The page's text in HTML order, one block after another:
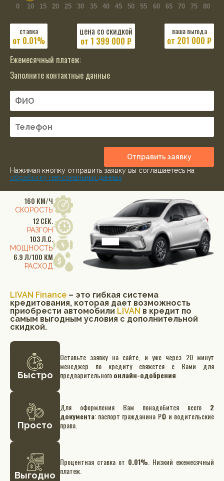
0 10 15 20 25 30 35 40 45 50 55 60 65 70 75 80
ставка
от 0.01%
цена со скидкой
от 1 399 000 ₽
ваша выгода
от 201 000 ₽
Ежемесячный платеж:
Заполните контактные данные
Отправить заявку
Нажимая кнопку отправить заявку вы соглашаетесь на
обработку персональных данных
160 КМ/Ч
СКОРОСТЬ
12 СЕК.
РАЗГОН
103 Л.С.
МОЩНОСТЬ
6.9 Л/100 КМ
РАСХОД
LIVAN Finance – это гибкая система
кредитования, которая дает возможность
приобрести автомобили LIVAN в кредит по
самым выгодным условия с дополнительной
скидкой.
Быстро
Оставьте заявку на сайте, и уже через 20 минут
менеджер по кредиту свяжется с Вами для
предварительногоонлайн-одобрения.
Просто
Для оформления Вам понадобится всего 2
документа: паспорт гражданина РФ и водительские
права.
Выгодно
Процентная ставка от 0.01%. Низкий ежемесячный
платеж.